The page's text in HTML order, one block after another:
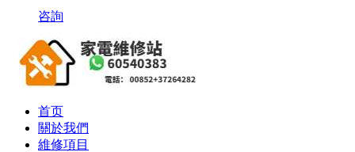
咨詢
首页
關於我們
維修項目